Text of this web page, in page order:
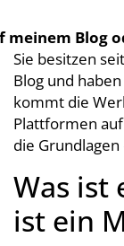
meinem Blog
Sie besitzen
Blog und
kommt die
Plattformen
die
Was ist
ist ein